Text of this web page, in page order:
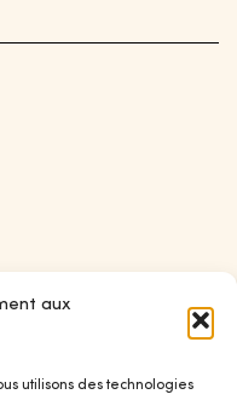
aux
utilisons des technologies